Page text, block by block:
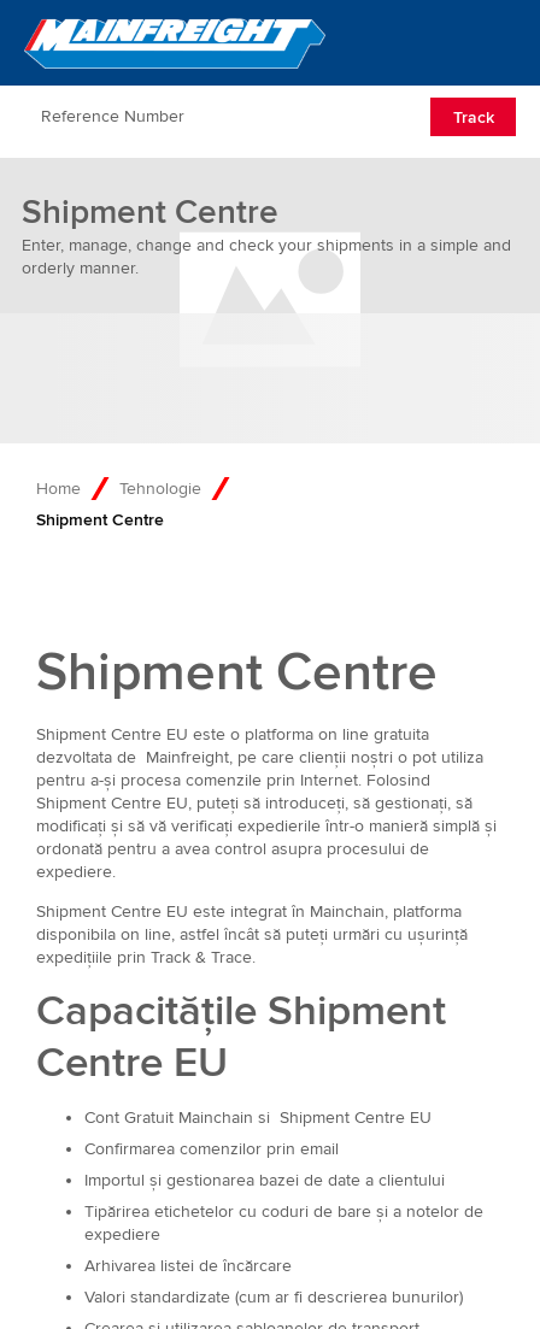
Go to Home
Track
Shipment Centre
Enter, manage, change and check your shipments in a simple and
orderly manner.
Home
Tehnologie
Shipment Centre
Shipment Centre
Shipment Centre EU este o platforma on line gratuita
dezvoltata de Mainfreight, pe care clienții noștri o pot utiliza
pentru a-și procesa comenzile prin Internet. Folosind
Shipment Centre EU, puteți să introduceți, să gestionați, să
modificați și să vă verificați expedierile într-o manieră simplă și
ordonată pentru a avea control asupra procesului de
expediere.
Shipment Centre EU este integrat în Mainchain, platforma
disponibila on line, astfel încât să puteți urmări cu ușurință
expedițiile prin Track & Trace.
Capacitățile Shipment
Centre EU
Cont Gratuit Mainchain si Shipment Centre EU
Confirmarea comenzilor prin email
Importul și gestionarea bazei de date a clientului
Tipărirea etichetelor cu coduri de bare și a notelor de
expediere
Arhivarea listei de încărcare
Valori standardizate (cum ar fi descrierea bunurilor)